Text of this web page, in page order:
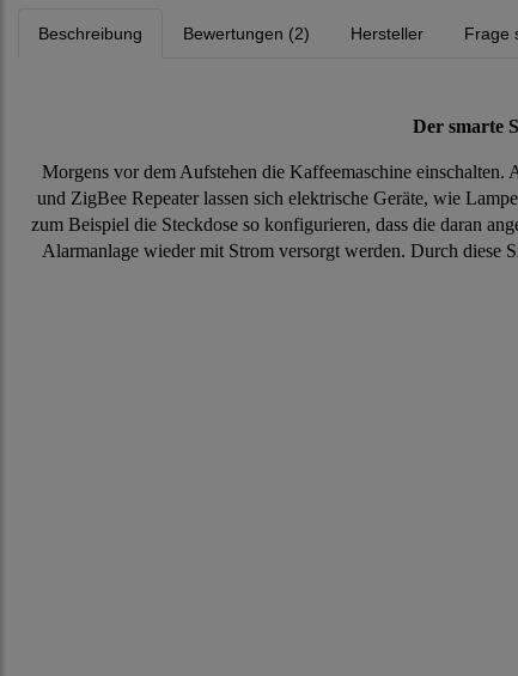
Beschreibung Bewertungen (2) Hersteller Frage
Der smarte
Morgens vor dem Aufstehen die Kaffeemaschine
und ZigBee Repeater lassen sich elektrische Geräte, wie
zum Beispiel die Steckdose so konfigurieren, dass die daran
Alarmanlage wieder mit Strom versorgt werden. Durch diese